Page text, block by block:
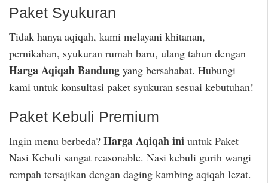
Paket Syukuran
Tidak hanya aqiqah, kami melayani khitanan,
pernikahan, syukuran rumah baru, ulang tahun dengan
Harga Aqiqah Bandung yang bersahabat. Hubungi
kami untuk konsultasi paket syukuran sesuai kebutuhan!
Paket Kebuli Premium
Ingin menu berbeda? Harga Aqiqah ini untuk Paket
Nasi Kebuli sangat reasonable. Nasi kebuli gurih wangi
rempah tersajikan dengan daging kambing aqiqah lezat.